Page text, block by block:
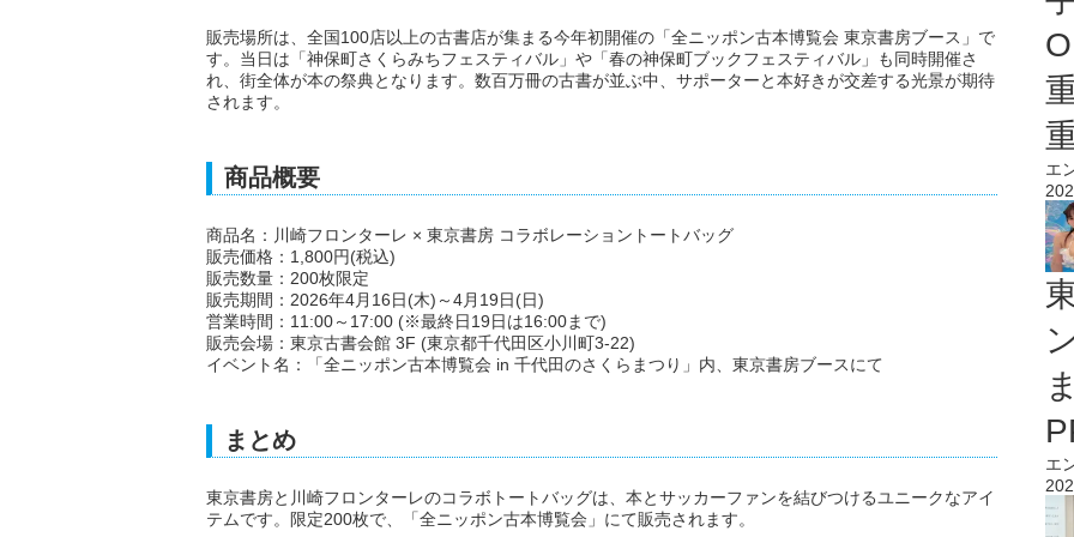
販売場所は、全国100店以上の古書店が集まる今年初開催の「全ニッポン古本博覧会 東京書房ブース」で
す。当日は「神保町さくらみちフェスティバル」や「春の神保町ブックフェスティバル」も同時開催さ
れ、街全体が本の祭典となります。数百万冊の古書が並ぶ中、サポーターと本好きが交差する光景が期待
されます。
商品概要
商品名：川崎フロンターレ × 東京書房 コラボレーショントートバッグ
販売価格：1,800円(税込)
販売数量：200枚限定
販売期間：2026年4月16日(木)～4月19日(日)
営業時間：11:00～17:00 (※最終日19日は16:00まで)
販売会場：東京古書会館 3F (東京都千代田区小川町3-22)
イベント名：「全ニッポン古本博覧会 in 千代田のさくらまつり」内、東京書房ブースにて
まとめ
東京書房と川崎フロンターレのコラボトートバッグは、本とサッカーファンを結びつけるユニークなアイ
テムです。限定200枚で、「全ニッポン古本博覧会」にて販売されます。
エ
エ